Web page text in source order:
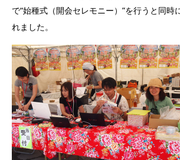
で“始種式（開会セレモニー）”を行うと同時
れました。